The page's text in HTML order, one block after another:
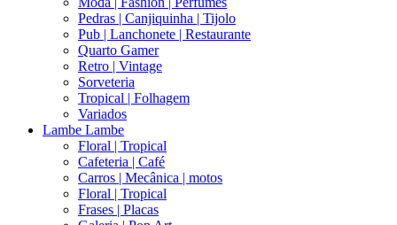
Pedras | Canjiquinha | Tijolo
Pub | Lanchonete | Restaurante
Quarto Gamer
Retro | Vintage
Sorveteria
Tropical | Folhagem
Variados
Lambe Lambe
Floral | Tropical
Cafeteria | Café
Carros | Mecânica | motos
Floral | Tropical
Frases | Placas